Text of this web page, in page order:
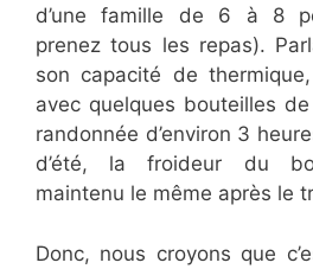
d’une famille de 6 à 8
prenez tous les repas).
son capacité de
avec quelques bouteilles
randonnée d’environ 3
d’été, la froideur du
maintenu le même après le
Donc, nous croyons que